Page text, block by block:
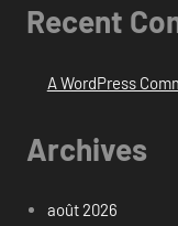
Recent
A WordPress
Archives
août 2026